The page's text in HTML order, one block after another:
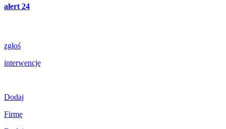
alert 24
zgłoś
interwencję
Dodaj
Firmę